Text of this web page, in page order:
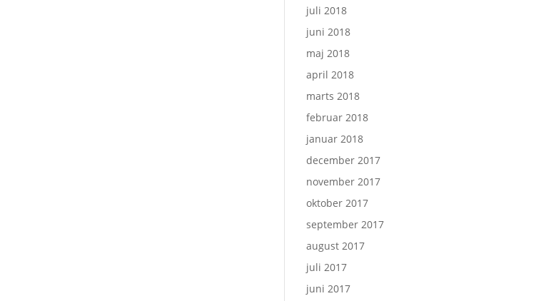
juli 2018
juni 2018
maj 2018
april 2018
marts 2018
februar 2018
januar 2018
december 2017
november 2017
oktober 2017
september 2017
august 2017
juli 2017
juni 2017